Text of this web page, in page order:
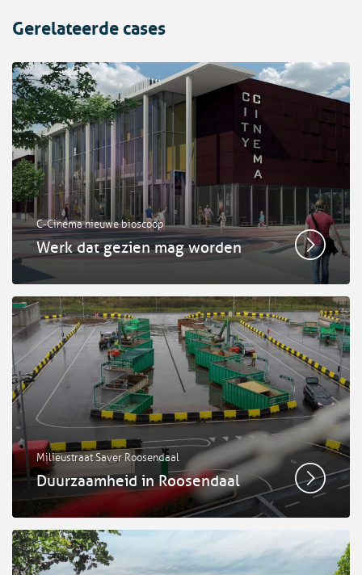
Gerelateerde cases
C-Cinema nieuwe bioscoop
Werk dat gezien mag worden
Milieustraat Saver Roosendaal
Duurzaamheid in Roosendaal